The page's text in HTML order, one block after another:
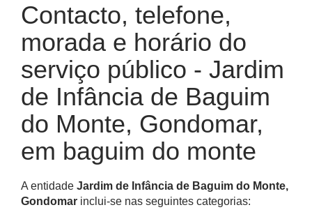
Contacto, telefone,
morada e horário do
serviço público - Jardim
de Infância de Baguim
do Monte, Gondomar,
em baguim do monte
A entidade Jardim de Infância de Baguim do Monte,
Gondomar inclui-se nas seguintes categorias: